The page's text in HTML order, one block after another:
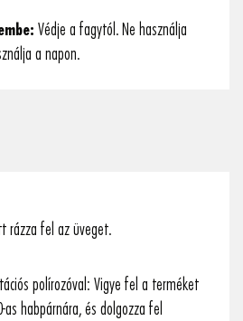
Védje a fagytól. Ne használja
a napon.
rázza fel az üveget.
polírozóval: Vigye fel a terméket
as habpárnára, és dolgozza fel